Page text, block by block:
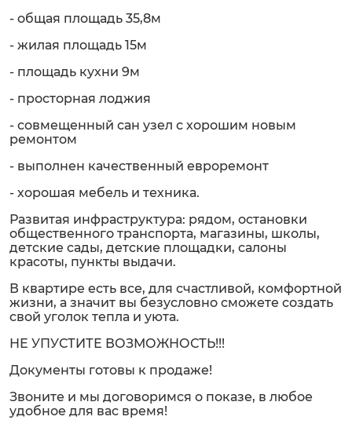
- общая площадь 35,8м
- жилая площадь 15м
- площадь кухни 9м
- просторная лоджия
- совмещенный сан узел с хорошим новым
ремонтом
- выполнен качественный евроремонт
- хорошая мебель и техника.
Развитая инфраструктура: рядом, остановки
общественного транспорта, магазины, школы,
детские сады, детские площадки, салоны
красоты, пункты выдачи.
В квартире есть все, для счастливой, комфортной
жизни, а значит вы безусловно сможете создать
свой уголок тепла и уюта.
НЕ УПУСТИТЕ ВОЗМОЖНОСТЬ!!!
Документы готовы к продаже!
Звоните и мы договоримся о показе, в любое
удобное для вас время!